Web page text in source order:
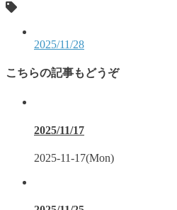
2025/11/28
こちらの記事もどうぞ
2025/11/17
2025-11-17(Mon)